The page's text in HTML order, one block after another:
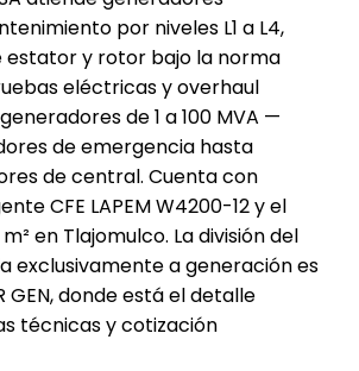
por niveles L1 a L4,
estator y rotor bajo la norma
eléctricas y overhaul
de 1 a 100 MVA —
de emergencia hasta
de central. Cuenta con
CFE LAPEM W4200-12 y el
en Tlajomulco. La división del
exclusivamente a generación es
GEN, donde está el detalle
técnicas y cotización